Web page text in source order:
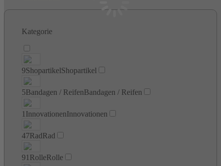
Kategorie
9ShopartikelShopartikel
5Bandagen / ReifenBandagen / Reifen
1 InnovationenInnovationen
47RadRad
91 RolleRolle